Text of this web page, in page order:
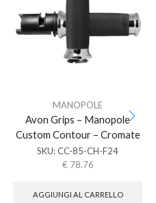
MANOPOLE
Avon Grips – Manopole
Custom Contour – Cromate
SKU:CC-85-CH-F24
€ 78.76
AGGIUNGI AL CARRELLO